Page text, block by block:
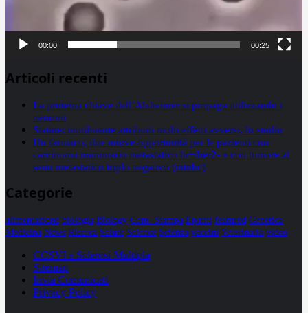
00:00 00:25
Articoli recenti
La proteina chiave dell’Alzheimer si propaga utilizzando i
neuroni
Statine: inutilmente attribuiti molti effetti avversi, lo studio
Un farmaco, due nuove opportunità per le pazienti con
carcinoma mammario metastatico hr+/her2- e con tumore al
seno metastatico triplo negativo (mtnbc)
Categorie
alimentazione biologia Biology Com. Stampa Epatiti featured Genetica
Medicina News Ricerca Salute Science Scienza vaccini Veterinaria video
CCSVI e Sclerosi Multipla
Sitemap
Invia Comunicati
Privacy Policy